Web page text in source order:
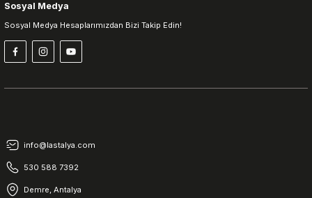
Sosyal Medya
Sosyal Medya Hesaplarımızdan Bizi Takip Edin!
info@lastalya.com
530 588 7392
Demre, Antalya